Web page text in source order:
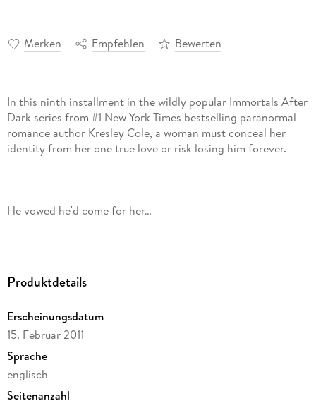
Merken Empfehlen Bewerten
In this ninth installment in the wildly popular Immortals After
Dark series from #1 New York Times bestselling paranormal
romance author Kresley Cole, a woman must conceal her
Aidan the Fierce seeks his beloved through eternity, reborn
his past lives.
Produktdetails
Erscheinungsdatum
15. Februar 2011
Sprache
englisch
Seitenanzahl